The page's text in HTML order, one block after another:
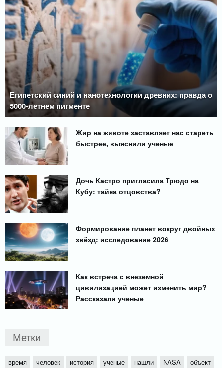
Египетский синий и нанотехнологии древних: правда о
5000-летнем пигменте
Жир на животе заставляет нас стареть
быстрее, выяснили ученые
Дочь Кастро пригласила Трюдо на
Кубу: тайна отцовства?
Формирование планет вокруг двойных
звёзд: исследование 2026
Как встреча с внеземной
цивилизацией может изменить мир?
Рассказали ученые
Метки
время человек история ученые нашли NASA объект